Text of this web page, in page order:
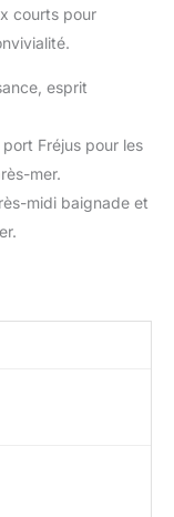
courts pour
esprit
Fréjus pour les
mer.
midi baignade et